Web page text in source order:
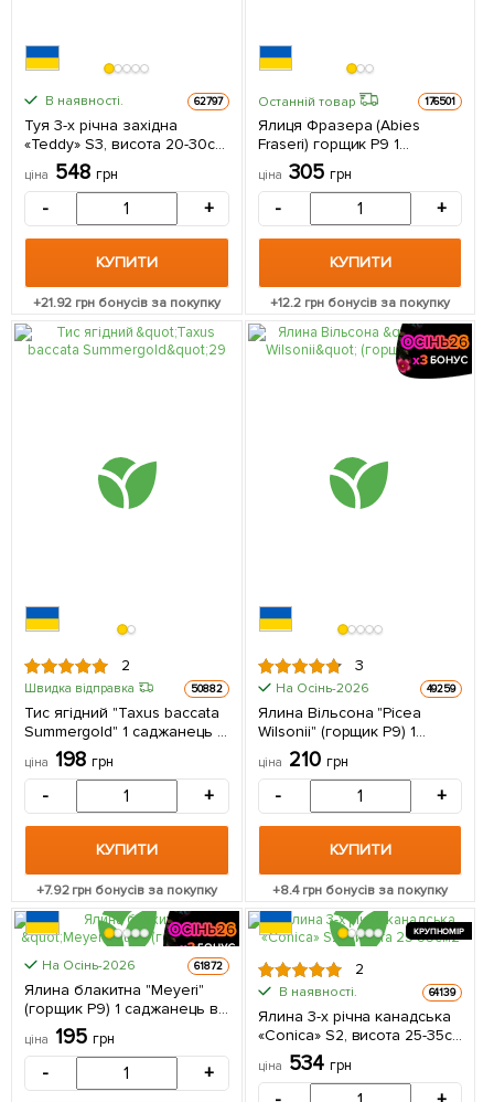
В наявності. 62797
Туя 3-х річна західна
«Teddy» S3, висота 20-30см
1 саджанець в упаковці
ціна 548 грн
- +
КУПИТИ
+21.92 грн бонусів за покупку
Останній товар 176501
Ялиця Фразера (Abies
Fraseri) горщик P9 1
саджанець в упаковці
ціна 305 грн
- +
КУПИТИ
+12.2 грн бонусів за покупку
2
Швидка відправка 50882
Тис ягідний "Taxus baccata
Summergold" 1 саджанець в
упаковці
ціна 198 грн
- +
КУПИТИ
+7.92грн бонусів за покупку
3
На Осінь-2026 49259
Ялина Вільсона "Picea
Wilsonii" (горщик P9) 1
саджанець в упаковці
ціна 210 грн
- +
КУПИТИ
+8.4грн бонусів за покупку
На Осінь-2026 61872
Ялина блакитна "Meyeri"
(горщик P9) 1 саджанець в
упаковці
ціна 195 грн
- +
КРУПНОМІР
2
В наявності. 64139
Ялина 3-х річна канадська
«Conica» S2, висота 25-35см
1 саджанець в упаковці
ціна 534 грн